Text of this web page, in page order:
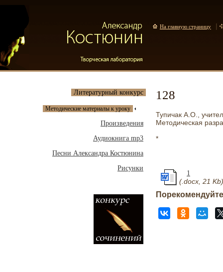
На главную страницу |
Литературный конкурс
Методические материалы к уроку
Произведения
Аудиокнига mp3
Песни Александра Костюнина
Рисунки
128
Тупичак А.О.,
Методическая
*
1
(.docx, 21 Kb)